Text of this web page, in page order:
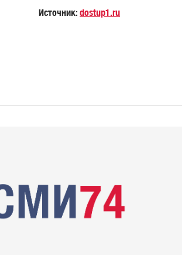
Источник: dostup1.ru